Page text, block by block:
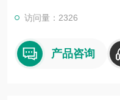
访问量：2326
产品咨询